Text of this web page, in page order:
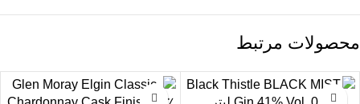
محصولات مرتبط